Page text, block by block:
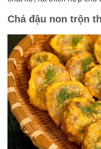
Chả đậu non trộn